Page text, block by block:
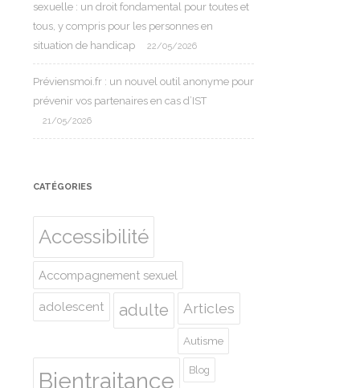
sexuelle : un droit fondamental pour toutes et
tous, y compris pour les personnes en
situation de handicap
22/05/2026
Préviensmoi.fr : un nouvel outil anonyme pour
prévenir vos partenaires en cas d’IST
21/05/2026
CATÉGORIES
Accessibilité
Accompagnement sexuel
adolescent adulte Articles
Autisme
Bientraitance Blog